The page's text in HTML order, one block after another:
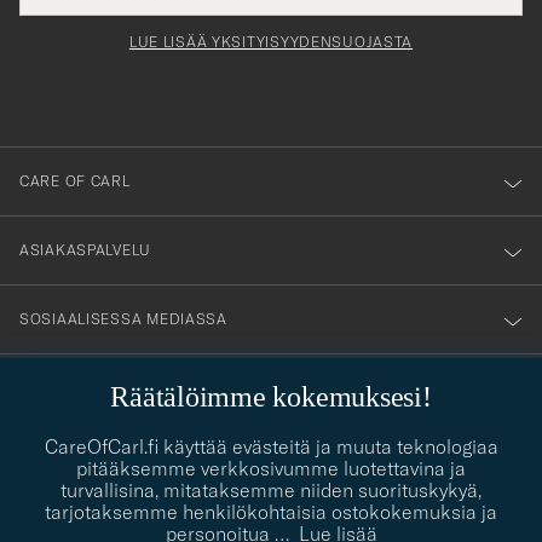
Räätälöimme kokemuksesi!
CareOfCarl.fi käyttää evästeitä ja muuta teknologiaa
pitääksemme verkkosivumme luotettavina ja
turvallisina, mitataksemme niiden suorituskykyä,
tarjotaksemme henkilökohtaisia ostokokemuksia ja
personoitua … Lue lisää
tieto
för
dig
till
vårt
nyhetsbrev!
LUE LISÄÄ YKSITYISYYDENSUOJASTA
CARE OF CARL
ASIAKASPALVELU
SOSIAALISESSA MEDIASSA
YHTEYSTIEDOT
PUKEUTUMISNEUVONTA
Kaipaatko apua oman tyylisi löytämiseen? Me autamme sinua